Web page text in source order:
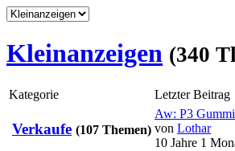
Kleinanzeigen (340
Kategorie Letzter Beitrag
Verkaufe (107 Themen)
Aw: P3
von Lothar
10 Jahre 1